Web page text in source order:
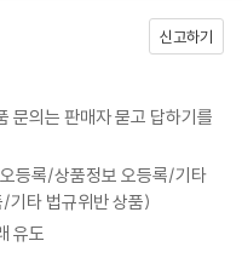
준 삼아 각자 입맛에 맞게 재료
있을 것이다.
하게
아니다. 실제 방송분을 앵글별
버린 방송 장면을 하나하나 붙
한 많은 컷, 조리 상 가장 중요
들의 요리를 어느정도 재현할
을 잘 따라가다 보면 셰프들이
신고하기
문의는 판매자 묻고 답하기를
등록/상품정보 오등록/기타
기타 법규위반 상품)
유도